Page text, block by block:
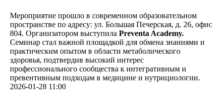
Мероприятие прошло в современном образовательном
пространстве по адресу: ул. Большая Печерская, д. 26, офис
804. Организатором выступила Preventa Academy.
Семинар стал важной площадкой для обмена знаниями и
практическим опытом в области метаболического
здоровья, подтвердив высокий интерес
профессионального сообщества к интегративным и
превентивным подходам в медицине и нутрициологии.
2026-01-28 11:00